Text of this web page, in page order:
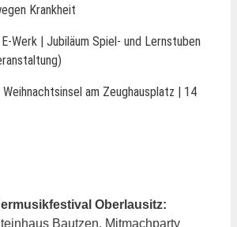
Krankheit
E-Werk | Jubiläum Spiel- und Lernstuben
Weihnachtsinsel am Zeughausplatz | 14
Oberlausitz:
Bautzen. Mitmachparty